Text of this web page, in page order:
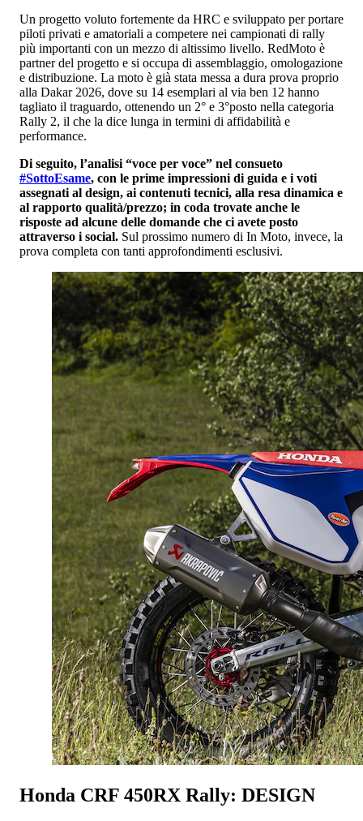
Un progetto voluto fortemente da HRC e sviluppato per portare
piloti privati e amatoriali a competere nei campionati di rally
più importanti con un mezzo di altissimo livello. RedMoto è
partner del progetto e si occupa di assemblaggio, omologazione
e distribuzione. La moto è già stata messa a dura prova proprio
alla Dakar 2026, dove su 14 esemplari al via ben 12 hanno
tagliato il traguardo, ottenendo un 2° e 3°posto nella categoria
Rally 2, il che la dice lunga in termini di affidabilità e
performance.
Di seguito, l’analisi “voce per voce” nel consueto
#SottoEsame, con le prime impressioni di guida e i voti
assegnati al design, ai contenuti tecnici, alla resa dinamica e
al rapporto qualità/prezzo; in coda trovate anche le
risposte ad alcune delle domande che ci avete posto
attraverso i social. Sul prossimo numero di In Moto, invece, la
prova completa con tanti approfondimenti esclusivi.
Honda CRF 450RX Rally: DESIGN